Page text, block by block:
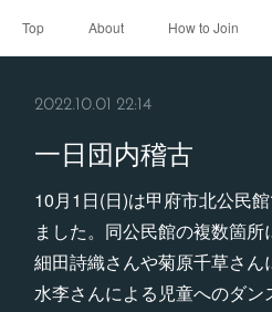
Top About How to Join
2022.10.01 22:14
一日団内稽古
10月1日(日)は甲府市北公民
ました。同公民館の複数箇
細田詩織さんや菊原千草さ
水李さんによる児童へのダ